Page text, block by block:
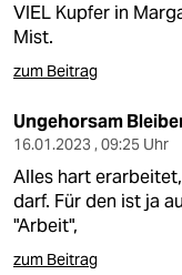
VIEL Kupfer in
Mist.
zum Beitrag
Ungehorsam
16.01.2023 , 09:25 Uhr
Alles hart
darf. Für den ist ja
"Arbeit",
zum Beitrag